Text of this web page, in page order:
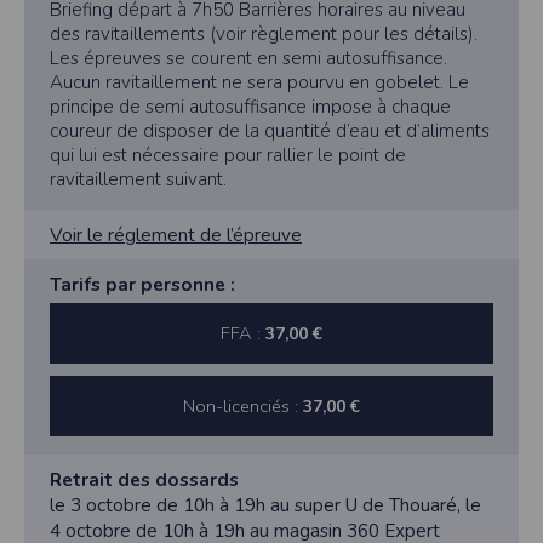
Briefing départ à 7h50 Barrières horaires au niveau
des ravitaillements (voir règlement pour les détails).
Les épreuves se courent en semi autosuffisance.
Aucun ravitaillement ne sera pourvu en gobelet. Le
principe de semi autosuffisance impose à chaque
coureur de disposer de la quantité d’eau et d’aliments
qui lui est nécessaire pour rallier le point de
ravitaillement suivant.
Voir le réglement de l’épreuve
Tarifs par personne :
FFA : 37,00 €
Non-licenciés : 37,00 €
Retrait des dossards
le 3 octobre de 10h à 19h au super U de Thouaré, le
4 octobre de 10h à 19h au magasin 360 Expert
à la société peuvent accéder aux données personnelles du Participant, tout
comme l’Organisateur de l’évènement. Pour des raisons de sécurité, après
suppression des données personnelles du Participant, Timepulse conservera
pendant une période de trois (3) ans les données d’inscription dudit Participant.
Timepulse met à disposition des organisateurs des outils permettant de se
conformer au RGPD, mais ne peut être tenu responsable si un organisateur
décide de ne pas les activer dans son événement.
Droit applicable
par le droit français, quel que soit le lieu d’utilisation. En cas de contestation
éventuelle, et après l’échec de toute tentative de recherche d’une solution
litige.
Pour toute question relative aux présentes conditions d’utilisation du site, vous
96 rue du parc - Varades
CNIL :
Conditions d’utilisation - Mentions légales - Déclaration CNIL n°2155789
Conformément à la loi « informatique et libertés » du 6 janvier 1978 modifiée,